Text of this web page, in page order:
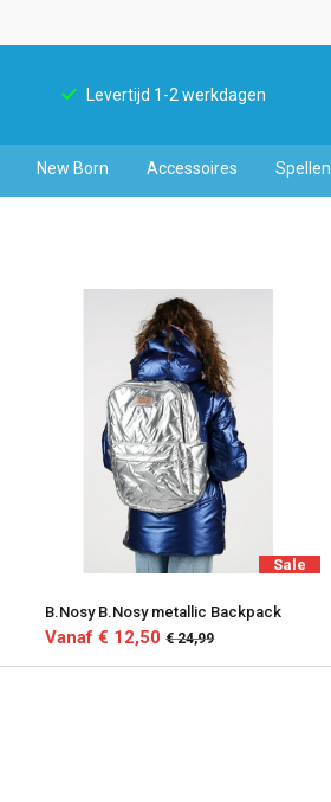
Levertijd 1-2 werkdagen
New Born Accessoires Spellen
Sale
B.Nosy B.Nosy metallic Backpack
Vanaf € 12,50 € 24,99